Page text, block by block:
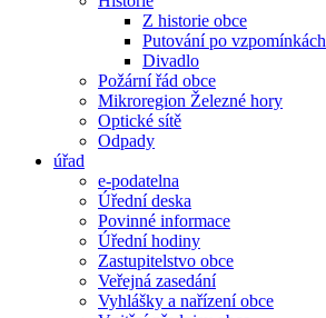
Z historie obce
Putování po vzpomínkách
Divadlo
Požární řád obce
Mikroregion Železné hory
Optické sítě
Odpady
úřad
e-podatelna
Úřední deska
Povinné informace
Úřední hodiny
Zastupitelstvo obce
Veřejná zasedání
Vyhlášky a nařízení obce